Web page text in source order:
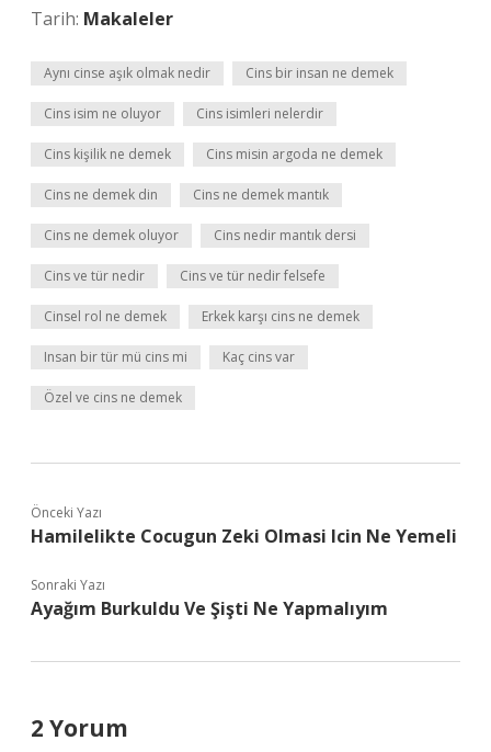
Tarih: Makaleler
Aynı cinse aşık olmak nedir Cins bir insan ne demek
Cins isim ne oluyor Cins isimleri nelerdir
Cins kişilik ne demek Cins misin argoda ne demek
Cins ne demek din Cins ne demek mantık
Cins ne demek oluyor Cins nedir mantık dersi
Cins ve tür nedir Cins ve tür nedir felsefe
Cinsel rol ne demek Erkek karşı cins ne demek
Insan bir tür mü cins mi Kaç cins var
Özel ve cins ne demek
Önceki Yazı
Hamilelikte Cocugun Zeki Olmasi Icin Ne Yemeli
Sonraki Yazı
Ayağım Burkuldu Ve Şişti Ne Yapmalıyım
2 Yorum